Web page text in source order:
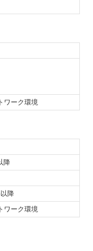
ワーク環境
降
降
ワーク環境